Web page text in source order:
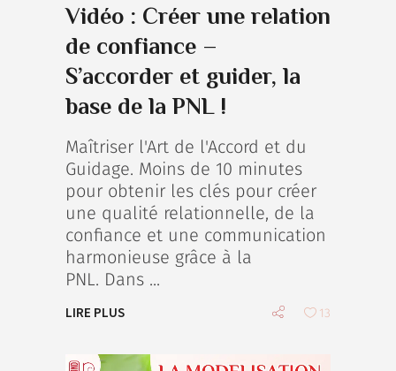
Vidéo : Créer une relation
de confiance –
S’accorder et guider, la
base de la PNL !
Maîtriser l'Art de l'Accord et du
Guidage. Moins de 10 minutes
pour obtenir les clés pour créer
une qualité relationnelle, de la
confiance et une communication
harmonieuse grâce à la
PNL. Dans
LIRE PLUS 13